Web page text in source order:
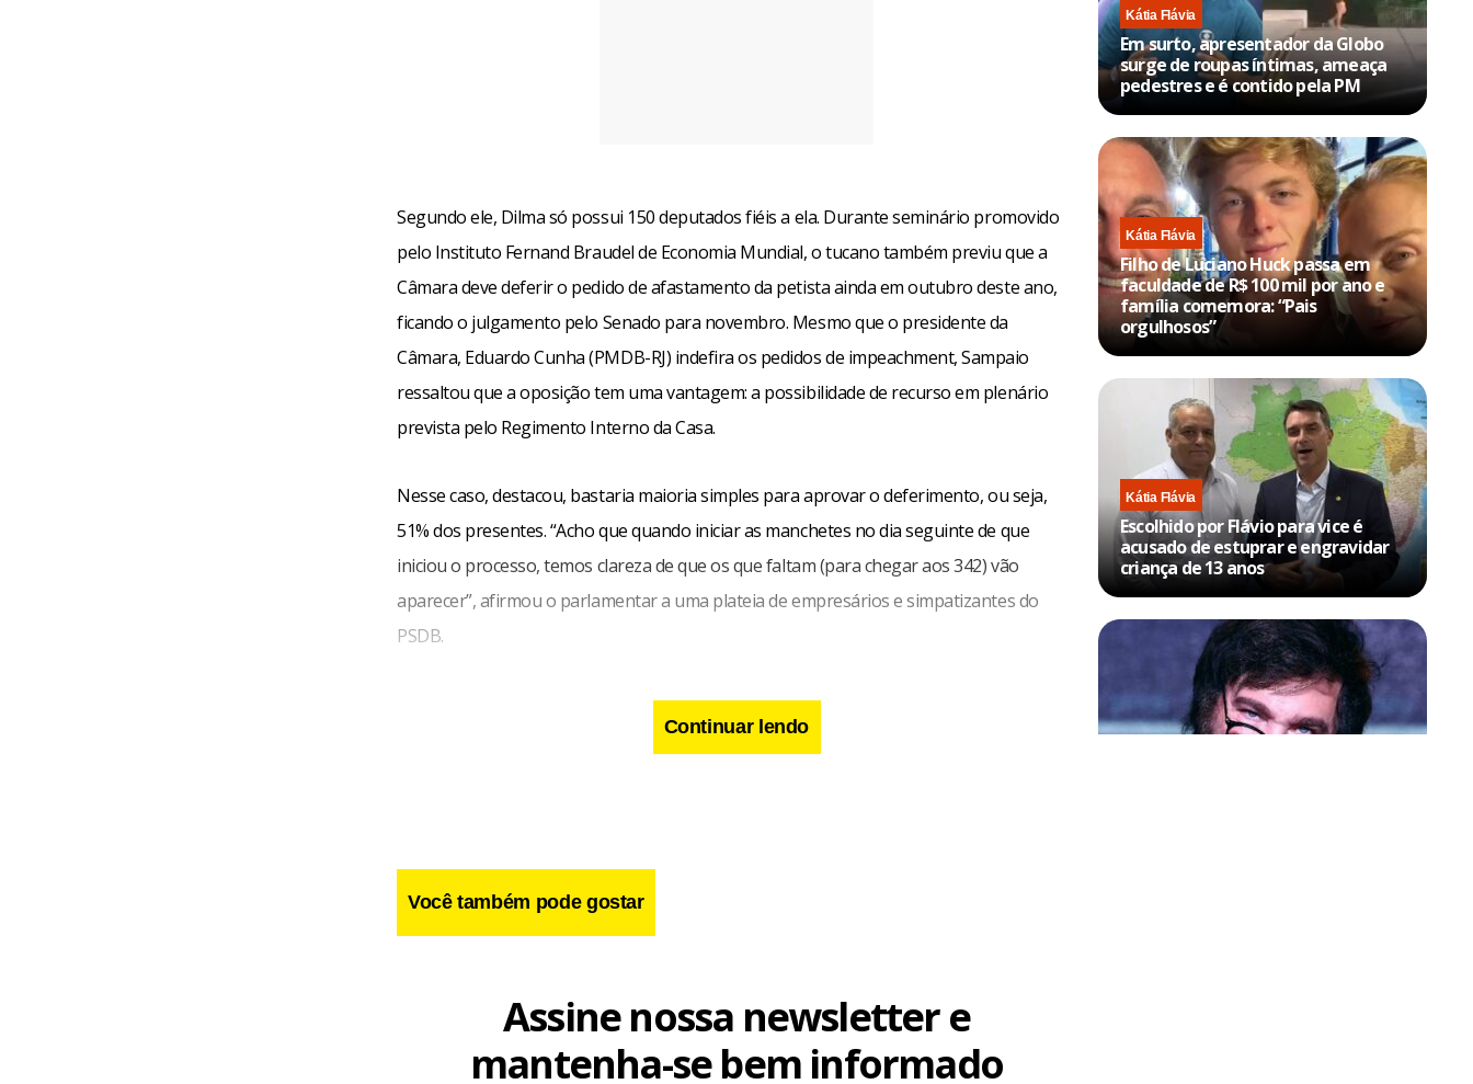
Segundo ele, Dilma só possui 150 deputados fiéis a ela. Durante seminário promovido
pelo Instituto Fernand Braudel de Economia Mundial, o tucano também previu que a
Câmara deve deferir o pedido de afastamento da petista ainda em outubro deste ano,
ficando o julgamento pelo Senado para novembro. Mesmo que o presidente da
Câmara, Eduardo Cunha (PMDB-RJ) indefira os pedidos de impeachment, Sampaio
ressaltou que a oposição tem uma vantagem: a possibilidade de recurso em plenário
prevista pelo Regimento Interno da Casa.
Nesse caso, destacou, bastaria maioria simples para aprovar o deferimento, ou seja,
51% dos presentes. “Acho que quando iniciar as manchetes no dia seguinte de que
iniciou o processo, temos clareza de que os que faltam (para chegar aos 342) vão
aparecer”, afirmou o parlamentar a uma plateia de empresários e simpatizantes do
PSDB.
Continuar lendo
Você também pode gostar
Kátia Flávia
Em surto, apresentador da Globo
surge de roupas íntimas, ameaça
pedestres e é contido pela PM
Kátia Flávia
Filho de Luciano Huck passa em
faculdade de R$ 100 mil por ano e
família comemora: “Pais
orgulhosos”
Kátia Flávia
Escolhido por Flávio para vice é
acusado de estuprar e engravidar
criança de 13 anos
Assine nossa newsletter e
mantenha-se bem informado